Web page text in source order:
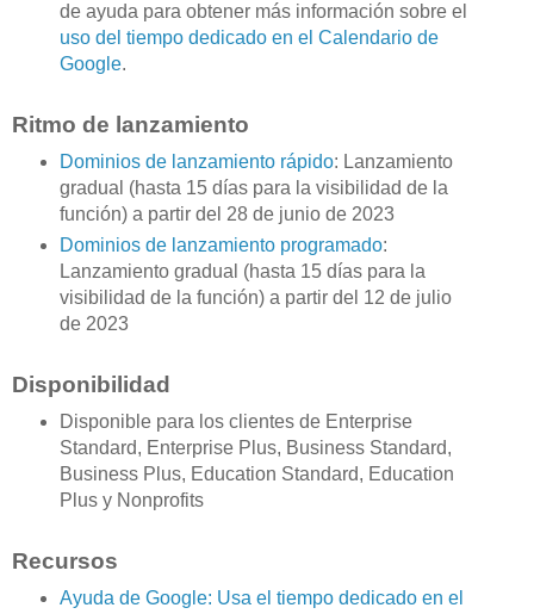
de ayuda para obtener más información sobre el
uso del tiempo dedicado en el Calendario de
Google.
Ritmo de lanzamiento
Dominios de lanzamiento rápido: Lanzamiento
gradual (hasta 15 días para la visibilidad de la
función) a partir del 28 de junio de 2023
Dominios de lanzamiento programado:
Lanzamiento gradual (hasta 15 días para la
visibilidad de la función) a partir del 12 de julio
de 2023
Disponibilidad
Disponible para los clientes de Enterprise
Standard, Enterprise Plus, Business Standard,
Business Plus, Education Standard, Education
Plus y Nonprofits
Recursos
Ayuda de Google: Usa el tiempo dedicado en el